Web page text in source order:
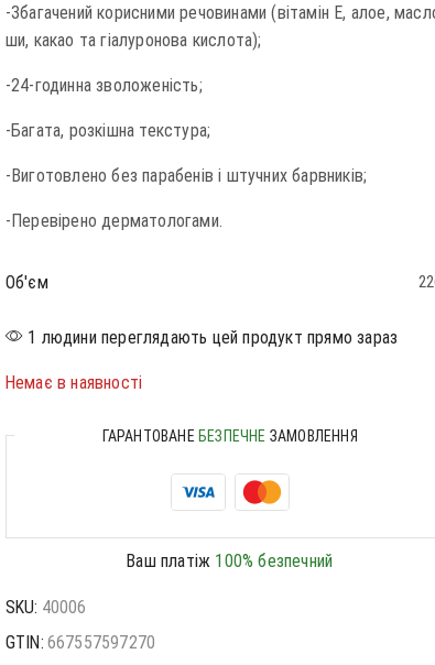
-Збагачений корисними речовинами (вітамін Е, алое,
ши, какао та гіалуронова кислота);
-24-годинна зволоженість;
-Багата, розкішна текстура;
-Виготовлено без парабенів і штучних барвників;
-Перевірено дерматологами.
Об'єм
1 людини переглядають цей продукт прямо зараз
Немає в наявності
ГАРАНТОВАНЕ БЕЗПЕЧНЕ ЗАМОВЛЕННЯ
Ваш платіж 100% безпечний
SKU: 40006
GTIN: 667557597270